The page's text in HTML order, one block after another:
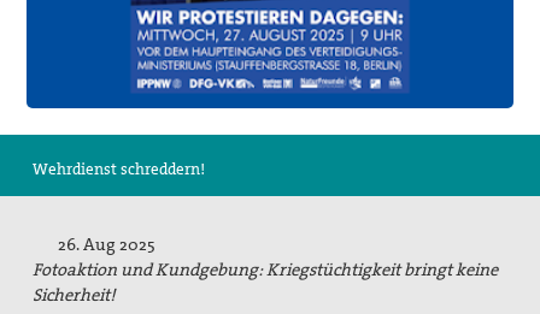
Impressum
Suche
Wehrdienst schreddern!
26. Aug 2025
Fotoaktion und Kundgebung: Kriegstüchtigkeit bringt keine
Sicherheit!